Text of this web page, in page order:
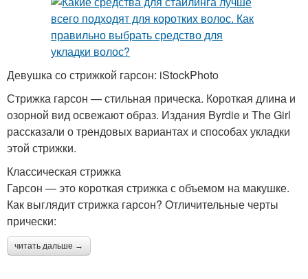
Девушка со стрижкой гарсон: iStockPhoto
Стрижка гарсон — стильная прическа. Короткая длина и
озорной вид освежают образ. Издания Byrdie и The Girl
рассказали о трендовых вариантах и способах укладки
этой стрижки.
Классическая стрижка
Гарсон — это короткая стрижка с объемом на макушке.
Как выглядит стрижка гарсон? Отличительные черты
прически:
читать дальше →